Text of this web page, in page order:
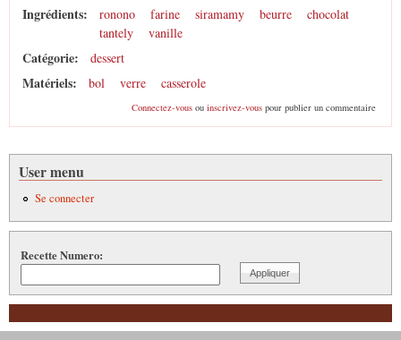
Ingrédients: ronono farine siramamy beurre
chocolat
tantely
vanille
Catégorie: dessert
Matériels: bol verre casserole
Connectez-vousou inscrivez-vouspour publier un commentaire
User menu
Se connecter
Recette Numero: